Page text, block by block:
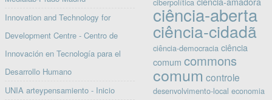
Innovation and Technology for
Development Centre - Centro de
Innovación en Tecnología para el
Desarrollo Humano
UNIA arteypensamiento - Inicio
ciência-aberta
ciência-cidadã
ciência-democracia ciência
comum commons
comum controle
desenvolvimento-local economia